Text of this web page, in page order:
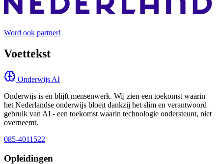
Word ook partner!
Voettekst
Onderwijs AI
Onderwijs is en blijft mensenwerk. Wij zien een toekomst waarin
het Nederlandse onderwijs bloeit dankzij het slim en verantwoord
gebruik van AI - een toekomst waarin technologie ondersteunt, niet
overneemt.
085-4011522
Opleidingen